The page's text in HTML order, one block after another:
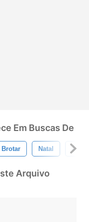
Em Buscas De
Brotar Natal
Arquivo